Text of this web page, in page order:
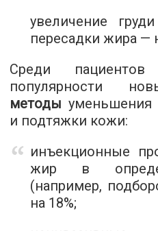
увеличение
пересадки жира —
Среди
популярности
методы уменьшения
и подтяжки кожи:
инъекционные
жир в
(например,
на 18%;